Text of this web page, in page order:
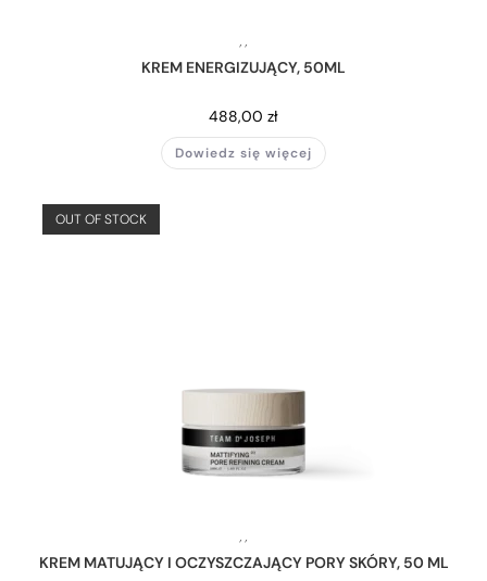
, ,
KREM ENERGIZUJĄCY, 50ML
488,00 zł
Dowiedz się więcej
OUT OF STOCK
, ,
KREM MATUJĄCY I OCZYSZCZAJĄCY PORY SKÓRY, 50 ML